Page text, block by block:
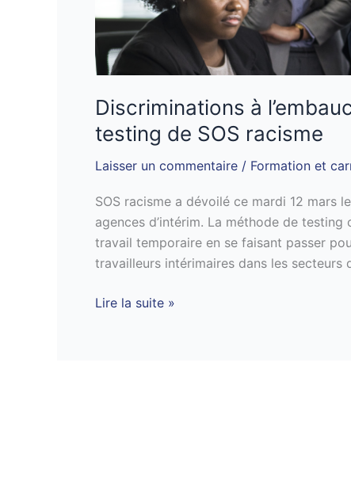
Discriminations à
testing de SOS racisme
Laisser un commentaire / Formation et
SOS racisme a dévoilé ce mardi 12 mars
agences d’intérim. La méthode de
travail temporaire en se faisant passer
travailleurs intérimaires dans les secteurs
résultats
du
dernier
de
SOS
Lire la suite »